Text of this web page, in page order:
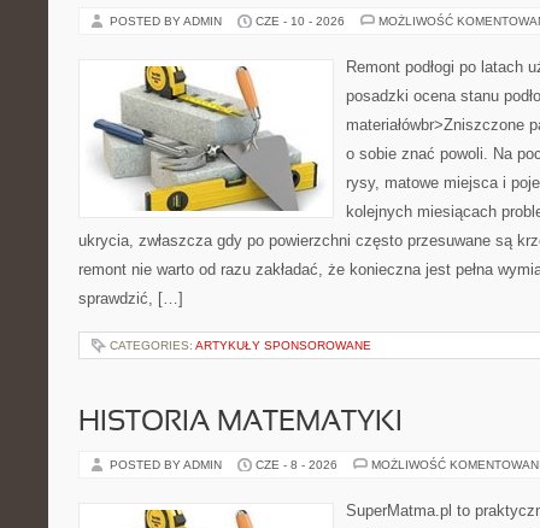
POSTED BY ADMIN CZE - 10 - 2026 MOŻLIWOŚĆ
Remont podłogi po latach
posadzki ocena stanu
materiałówbr>Zniszczone
o sobie znać powoli. Na
rysy, matowe miejsca i
kolejnych miesiącach
ukrycia, zwłaszcza gdy po powierzchni często przesuwane są
remont nie warto od razu zakładać, że konieczna jest pełna
sprawdzić, […]
CATEGORIES: ARTYKUŁY SPONSOROWANE
HISTORIA MATEMATYKI
POSTED BY ADMIN CZE - 8 - 2026 MOŻLIWOŚĆ
SuperMatma.pl to